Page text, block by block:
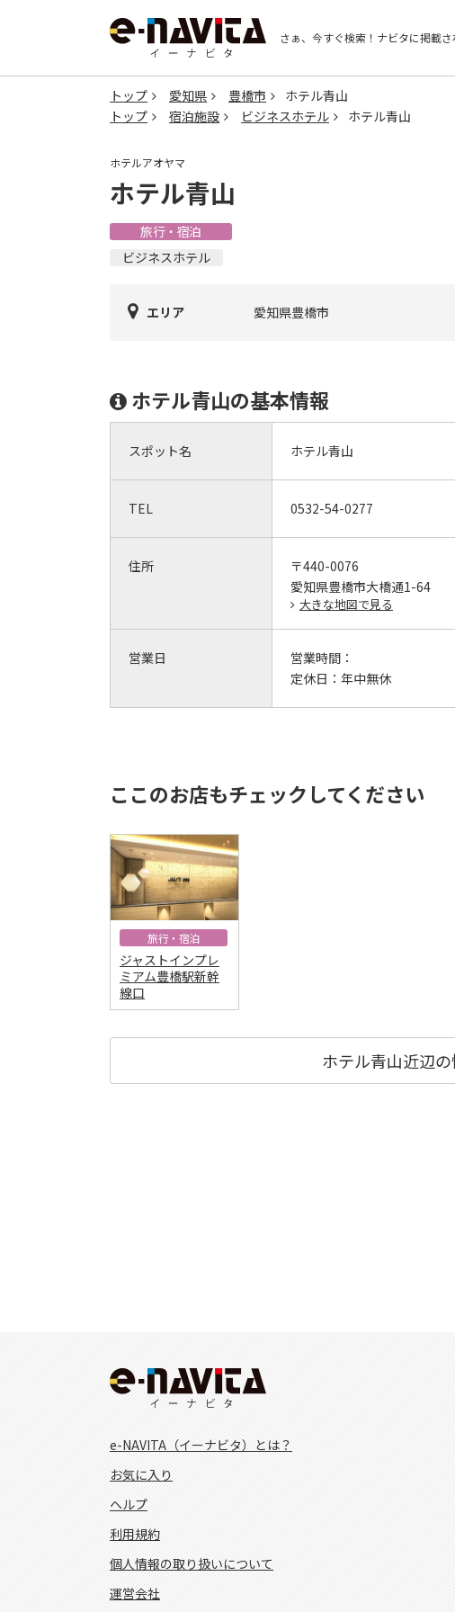
さぁ、今すぐ検索！ ナビタに掲載さ
トップ 愛知県 豊橋市
ホテル青山
トップ
宿泊施設 ビジネスホテル ホテル青山
ホテルアオヤマ
ホテル青山
旅行・宿泊
ビジネスホテル
エリア 愛知県豊橋市
ホテル青山の基本情報
スポット名 ホテル青山
TEL 0532-54-0277
住所
〒440-0076
愛知県豊橋市大橋通1-64
大きな地図で見る
営業日
営業時間：
定休日： 年中無休
ここのお店もチェックしてください
旅行・宿泊
ジャストインプレ
ミアム豊橋駅新幹
線口
ホテル青山近辺
e-NAVITA（イーナビタ）とは？
お気に入り
ヘルプ
利用規約
個人情報の取り扱いについて
運営会社